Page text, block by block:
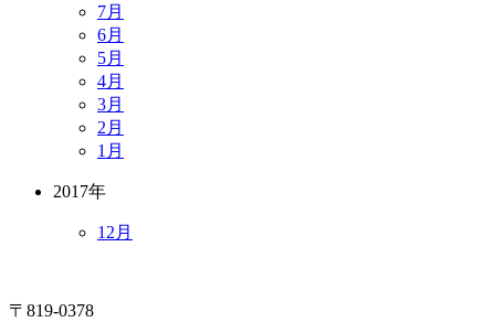
7月
6月
5月
4月
3月
2月
1月
2017年
12月
〒819-0378